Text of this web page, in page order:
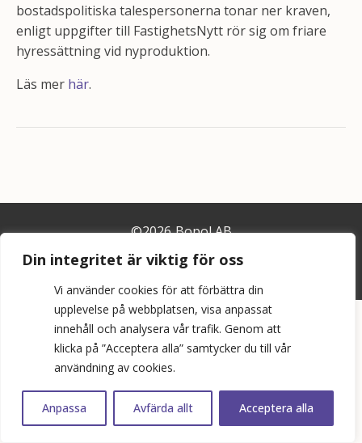
Din integritet är viktig för oss
Vi använder cookies för att förbättra din
upplevelse på webbplatsen, visa anpassat
innehåll och analysera vår trafik. Genom att
klicka på ”Acceptera alla” samtycker du till vår
användning av cookies.
Anpassa Avfärda allt Acceptera alla
bostadspolitiska talespersonerna tonar ner kraven,
enligt uppgifter till FastighetsNytt rör sig om friare
hyressättning vid nyproduktion.
Läs mer här.
©2026 Bopol AB
info@bostadspolitik.se
0704-57 90 06